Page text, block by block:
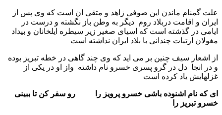
علت گمنام ماندن این صوفی زاهد و متقی ان است که وی پس از
ایران و اقامت دربلاد روم دیگر به وطن باز نگشته و درست در
ایامی در گذشته است که اسیای صغیر زیر سیطره ایلخانان و بیداد
مغولان ارتبات چندانی با بلاد ایران نداشته است
از اشعار سیف چنین بر می اید که وی چند گاهی در خطه تبریز بوده
و در انجا دل در گرو پسری خسرو نام داشته واز او در یکی از
غزلهایش یاد کرده است
ای که نام اشنوده باشی خسرو پرویز را رو سفر کن تا ببینی
خسرو تبریز را